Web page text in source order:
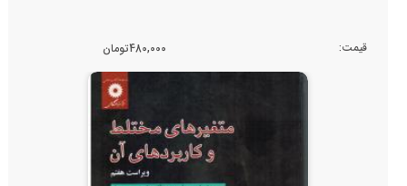
قیمت: 480,000تومان